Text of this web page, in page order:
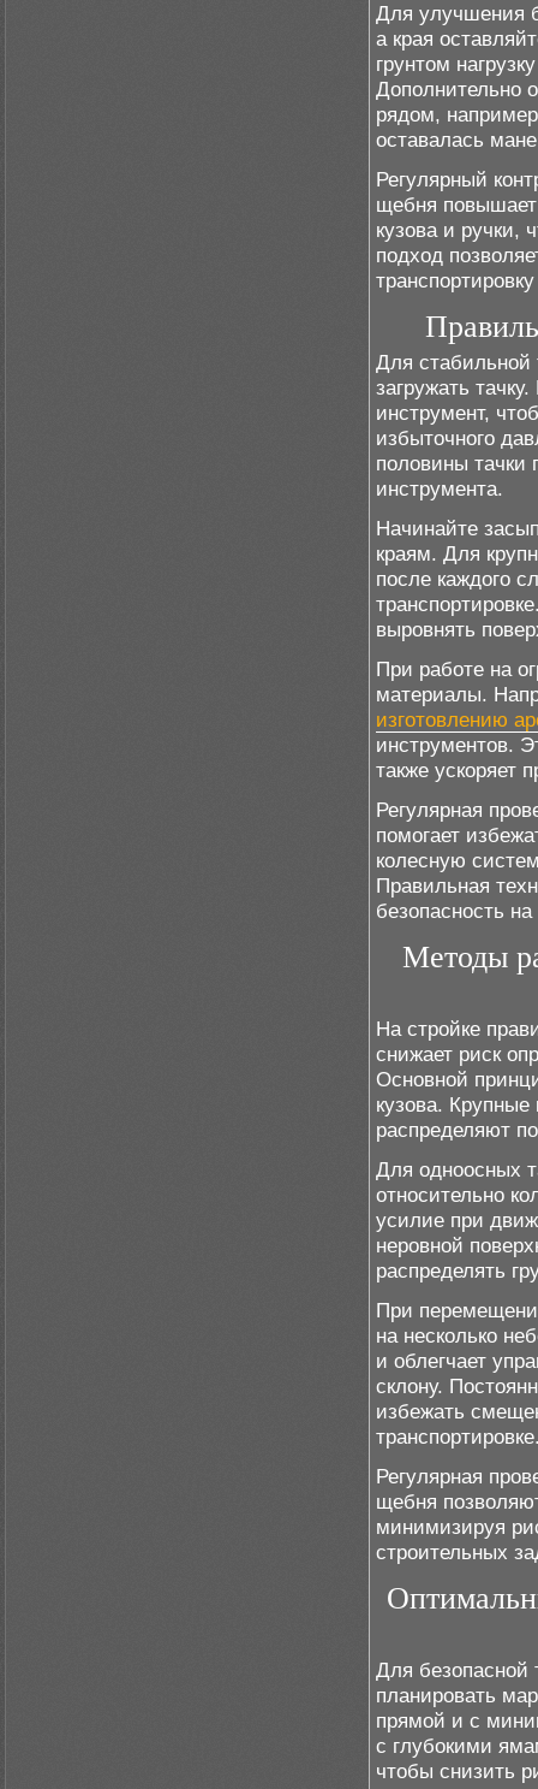
Для улучшения
а края
грунтом
Дополнительно
рядом,
оставалась
Регулярный
щебня повышает
кузова и ручки,
подход
Для стабильной
загружать
инструмент,
избыточного
половины тачки
инструмента.
Начинайте
краям. Для
после каждого
выровнять
При работе на
материалы.
изготовлению
инструментов.
также ускоряет
Регулярная
помогает
колесную
Правильная
безопасность на
Методы
На стройке
снижает риск
Основной
кузова.
распределяют
Для одноосных
относительно
усилие при
неровной
распределять
При
на несколько
и облегчает
склону.
избежать
Регулярная
щебня
минимизируя
строительных
Для безопасной
планировать
прямой и с
с глубокими
чтобы снизить